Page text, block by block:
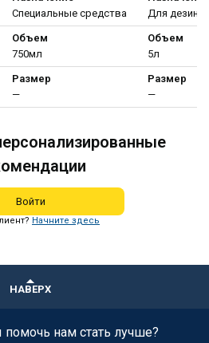
Специальные средства
Для
Объем
750мл
Объем
5л
Размер
—
Размер
—
Войти
Начните здесь
НАВЕРХ
помочь нам стать лучше?